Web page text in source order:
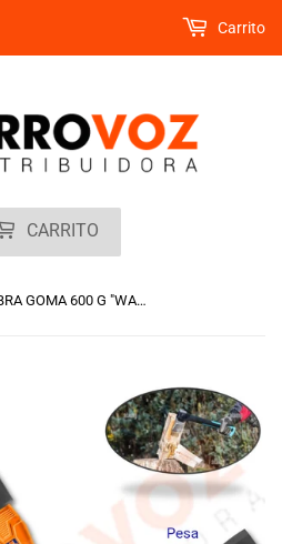
CARRITO
Carrito
HACHA MANGO FIBRA GOMA 600 G "WADFOW"